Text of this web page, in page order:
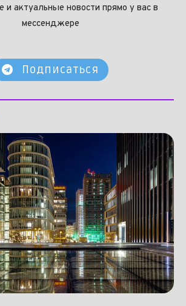
актуальные новости прямо у вас в
мессенджере
Подписаться